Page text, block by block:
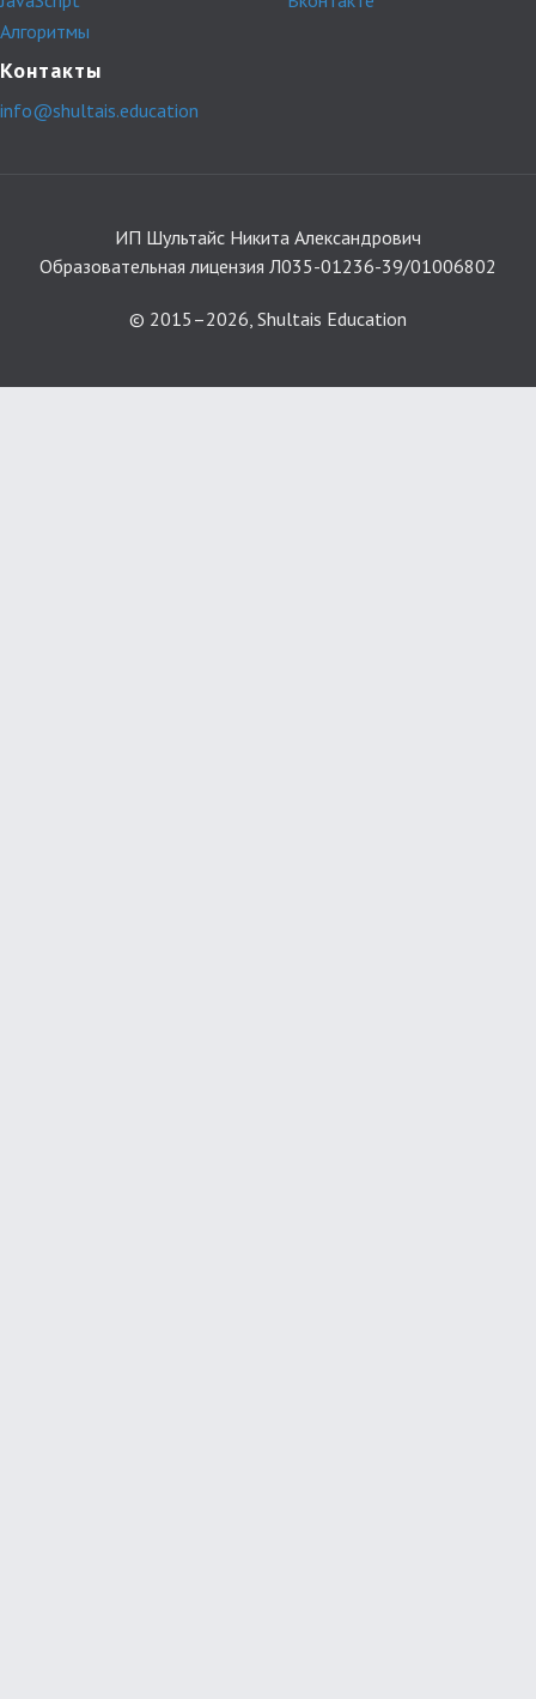
Алгоритмы
Контакты
info@shultais.education
ИП Шультайс Никита Александрович
Образовательная лицензия Л035-01236-39/01006802
© 2015–2026, Shultais Education